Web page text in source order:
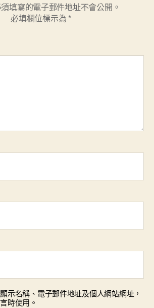
填寫的電子郵件地址不會公開。
必填欄位標示為 *
示名稱、電子郵件地址及個人網站網址，
時使用。